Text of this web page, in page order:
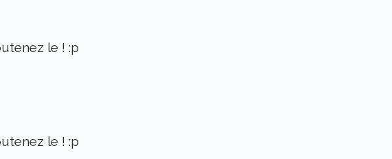
le ! :p
le ! :p